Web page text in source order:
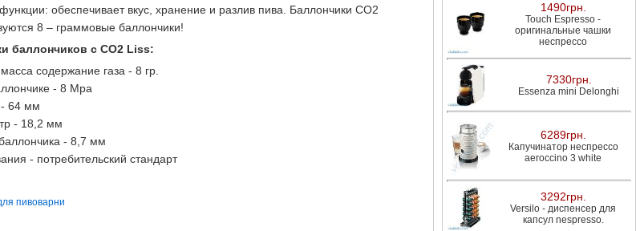
обеспечивает вкус, хранение и разлив пива. Баллончики CO2
8 – граммовые баллончики!
баллончиков с CO2 Liss:
содержание газа - 8 гр.
- 8 Mpa
64 мм
- 18,2 мм
- 8,7 мм
- потребительский стандарт
пивоварни
1490грн.
Touch Espresso -
оригинальные чашки
неспрессо
7330грн.
Essenza mini Delonghi
6289грн.
Капучинатор неспрессо
aeroccino 3 white
3292грн.
Versilo - диспенсер для
капсул nespresso.